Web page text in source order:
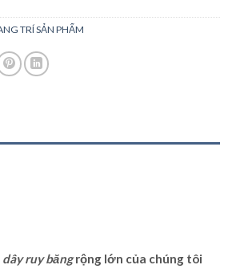
TRÍ SẢN PHẨM
dây ruy băngrộng lớn của chúng tôi